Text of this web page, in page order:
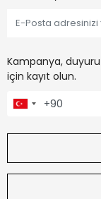
Kampanya,
için kayıt olun.